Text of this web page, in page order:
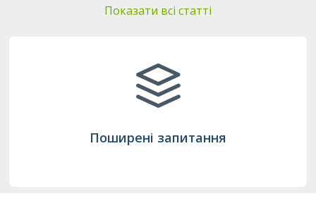
Показати всі статті
Поширені запитання